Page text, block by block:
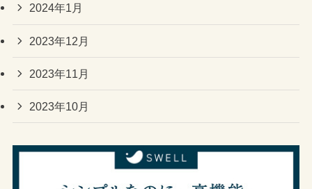
2024年1月
2023年12月
2023年11月
2023年10月